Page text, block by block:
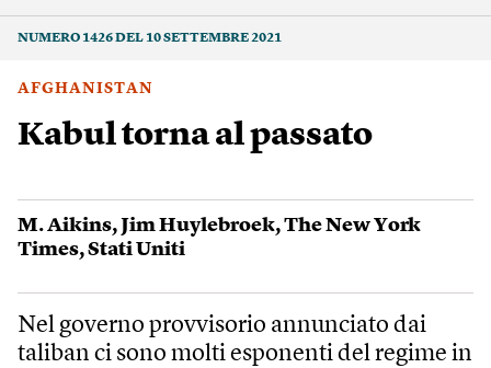
NUMERO 1426 DEL 10 SETTEMBRE 2021
AFGHANISTAN
Kabul torna al passato
M. Aikins,Jim Huylebroek,The New York
Times,Stati Uniti
Nel governo provvisorio annunciato dai
taliban ci sono molti esponenti del regime in